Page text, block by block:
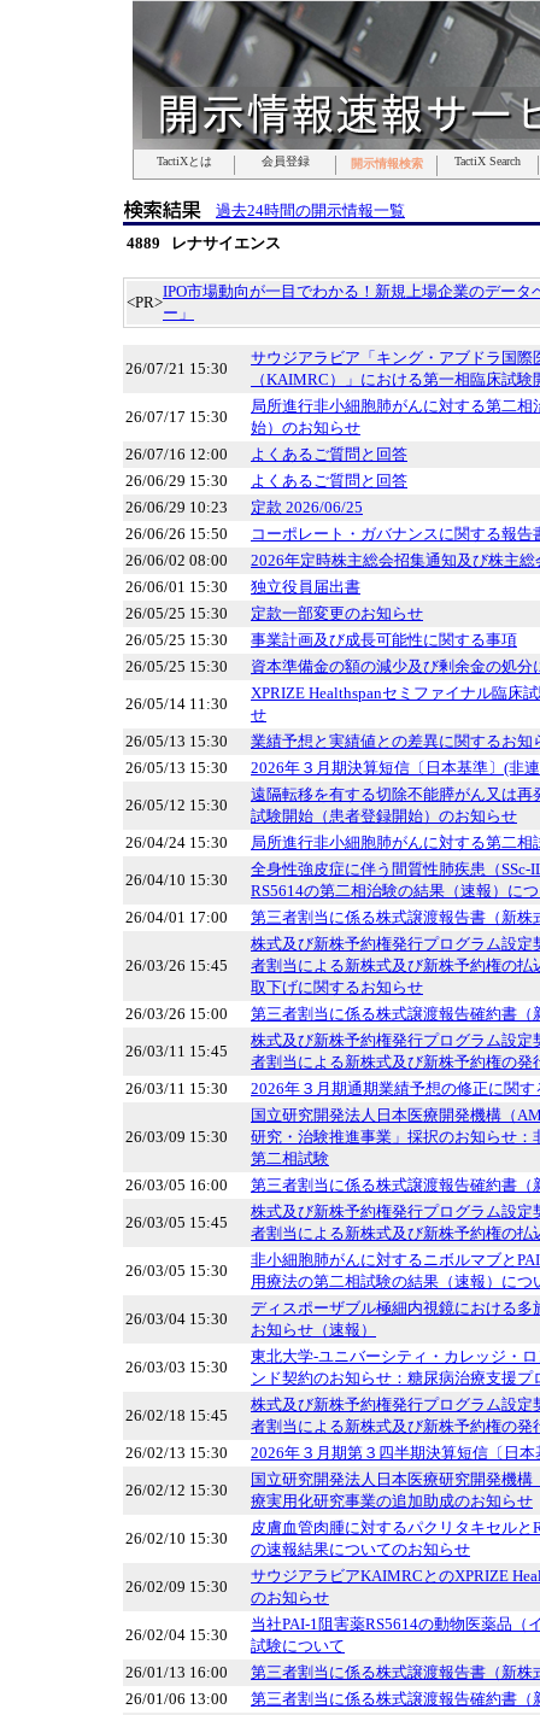
TactiXとは 会員登録 開示情報検索 TactiX Search
TactiXとは 会員登録 開示情報検索 TactiX Search
TactiXとは 会員登録 開示情報検索 TactiX Search
TactiXとは 会員登録 開示情報検索 TactiX Search
TactiXとは 会員登録 開示情報検索 TactiX Search
TactiXとは 会員登録 開示情報検索 TactiX Search
TactiXとは 会員登録 開示情報検索 TactiX Search
過去24時間の開示情報一覧
4889 レナサイエンス
<PR>
IPO市場動向が一目でわかる！新規上場企業のデータ
ー」
26/07/21 15:30
サウジアラビア「キング・アブドラ国際
（KAIMRC）」における第一相臨床試験
26/07/17 15:30
局所進行非小細胞肺がんに対する第二相
始）のお知らせ
26/07/16 12:00
よくあるご質問と回答
26/06/29 15:30
よくあるご質問と回答
26/06/29 10:23
定款 2026/06/25
26/06/26 15:50
コーポレート・ガバナンスに関する報告
26/06/02 08:00
2026年定時株主総会招集通知及び株主総
26/06/01 15:30
独立役員届出書
26/05/25 15:30
定款一部変更のお知らせ
26/05/25 15:30
事業計画及び成長可能性に関する事項
26/05/25 15:30
資本準備金の額の減少及び剰余金の処分
26/05/14 11:30
XPRIZE Healthspanセミファイナル臨床
せ
26/05/13 15:30
業績予想と実績値との差異に関するお知
26/05/13 15:30
2026年３月期決算短信〔日本基準〕(非
26/05/12 15:30
遠隔転移を有する切除不能膵がん又は再
試験開始（患者登録開始）のお知らせ
26/04/24 15:30
局所進行非小細胞肺がんに対する第二相
26/04/10 15:30
全身性強皮症に伴う間質性肺疾患（SSc-
RS5614の第二相治験の結果（速報）に
26/04/01 17:00
第三者割当に係る株式譲渡報告書（新株
26/03/26 15:45
株式及び新株予約権発行プログラム設定
者割当による新株式及び新株予約権の払
取下げに関するお知らせ
26/03/26 15:00
第三者割当に係る株式譲渡報告確約書（
26/03/11 15:45
株式及び新株予約権発行プログラム設定
者割当による新株式及び新株予約権の発
26/03/11 15:30
2026年３月期通期業績予想の修正に関す
26/03/09 15:30
国立研究開発法人日本医療開発機構（
研究・治験推進事業」採択のお知らせ：
第二相試験
26/03/05 16:00
第三者割当に係る株式譲渡報告確約書（
26/03/05 15:45
株式及び新株予約権発行プログラム設定
者割当による新株式及び新株予約権の払
26/03/05 15:30
非小細胞肺がんに対するニボルマブと
用療法の第二相試験の結果（速報）につ
26/03/04 15:30
ディスポーザブル極細内視鏡における多
お知らせ（速報）
26/03/03 15:30
東北大学-ユニバーシティ・カレッジ・
ンド契約のお知らせ：糖尿病治療支援プ
26/02/18 15:45
株式及び新株予約権発行プログラム設定
者割当による新株式及び新株予約権の発
26/02/13 15:30
2026年３月期第３四半期決算短信〔日本
26/02/12 15:30
国立研究開発法人日本医療研究開発機
療実用化研究事業の追加助成のお知らせ
26/02/10 15:30
皮膚血管肉腫に対するパクリタキセルと
の速報結果についてのお知らせ
26/02/09 15:30
サウジアラビアKAIMRCとのXPRIZE
のお知らせ
26/02/04 15:30
当社PAI-1阻害薬RS5614の動物医薬品（
試験について
26/01/13 16:00
第三者割当に係る株式譲渡報告書（新株
26/01/06 13:00
第三者割当に係る株式譲渡報告確約書（